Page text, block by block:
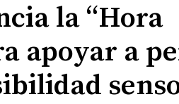
la “Hora
apoyar a